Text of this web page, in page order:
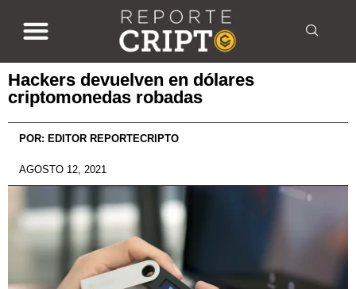
Hackers devuelven en dólares
criptomonedas robadas
POR: EDITOR REPORTECRIPTO
AGOSTO 12, 2021